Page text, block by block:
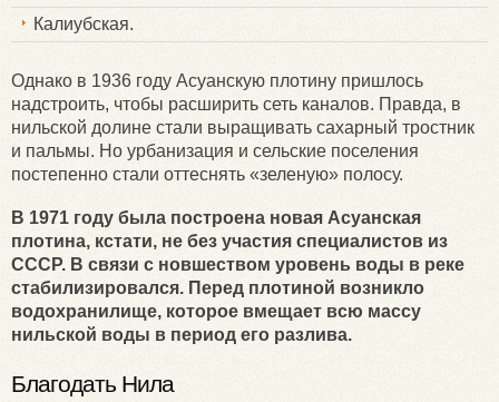
Калиубская.
Однако в 1936 году Асуанскую плотину пришлось
надстроить, чтобы расширить сеть каналов. Правда, в
нильской долине стали выращивать сахарный тростник
и пальмы. Но урбанизация и сельские поселения
постепенно стали оттеснять «зеленую» полосу.
В 1971 году была построена новая Асуанская
плотина, кстати, не без участия специалистов из
СССР. В связи с новшеством уровень воды в реке
стабилизировался. Перед плотиной возникло
водохранилище, которое вмещает всю массу
нильской воды в период его разлива.
Благодать Нила